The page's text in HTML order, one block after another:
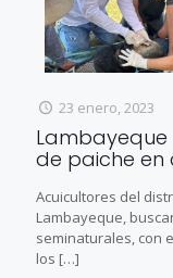
23 enero, 2023
de paiche en
Acuicultores del
Lambayeque,
seminaturales, con
los […]